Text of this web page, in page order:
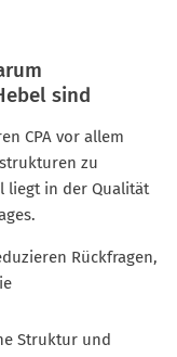
sind
CPA vor allem
zu
liegt in der Qualität
Rückfragen,
Struktur und